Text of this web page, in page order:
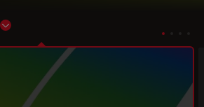
Show subnavigation